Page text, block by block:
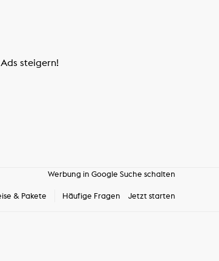
steigern!
Werbung in Google Suche schalten
& Pakete Häufige Fragen Jetzt starten